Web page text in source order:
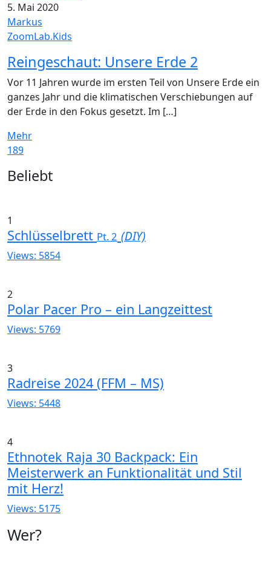
5. Mai 2020
Markus
ZoomLab.Kids
Reingeschaut: Unsere Erde 2
Vor 11 Jahren wurde im ersten Teil von Unsere Erde ein
ganzes Jahr und die klimatischen Verschiebungen auf
der Erde in den Fokus gesetzt. Im […]
Mehr
189
Widgets
Beliebt
1
Schlüsselbrett Pt. 2 (DIY)
Views: 5854
2
Polar Pacer Pro – ein Langzeittest
Views: 5769
3
Radreise 2024 (FFM – MS)
Views: 5448
4
Ethnotek Raja 30 Backpack: Ein
Meisterwerk an Funktionalität und Stil
mit Herz!
Views: 5175
Wer?